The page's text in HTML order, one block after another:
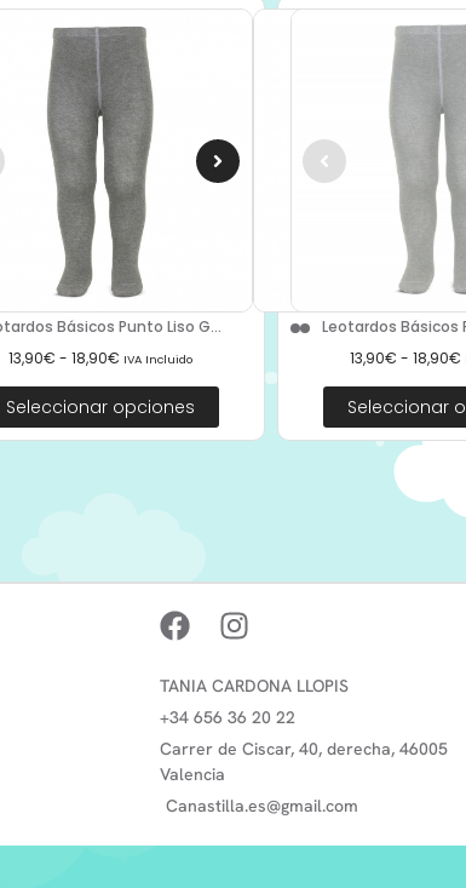
Básicos Punto Liso G...
13,90€ - 18,90€ IVA Incluido
Seleccionar opciones
Leotardos Básicos
13,90€ - 18,90€
Seleccionar
TANIA CARDONA LLOPIS
+34 656 36 20 22
Carrer de Ciscar, 40, derecha, 46005
Valencia
Canastilla.es@gmail.com